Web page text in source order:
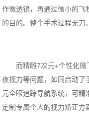
作微透镜，再通过微小的
的目的。整个手术过程无刀
而精雕7次元+个性化微
夜视力等问题，如同启动
元全眼追踪导航系统，可
定制专属个人的视力矫正方